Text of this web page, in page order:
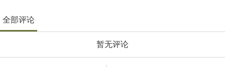
全部评论
暂无评论